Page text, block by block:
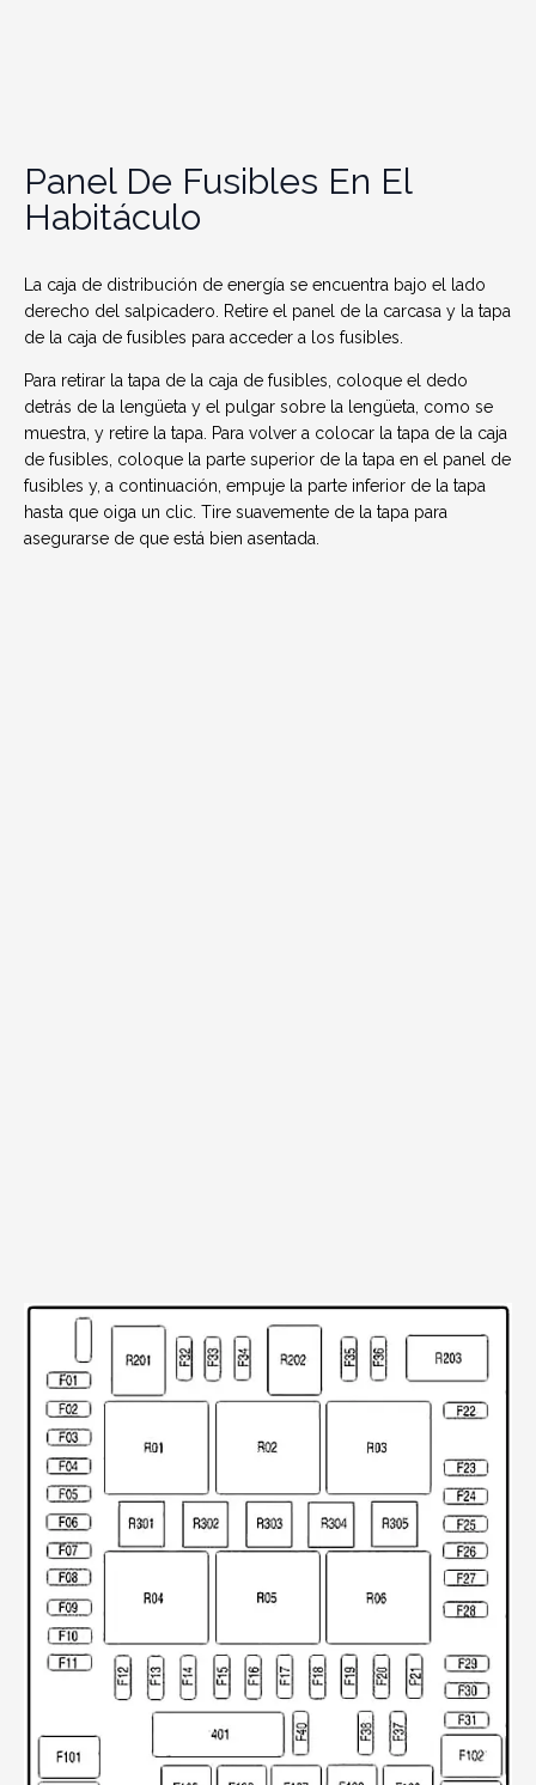
Panel De Fusibles En El
Habitáculo
La caja de distribución de energía se encuentra bajo el lado
derecho del salpicadero. Retire el panel de la carcasa y la tapa
de la caja de fusibles para acceder a los fusibles.
Para retirar la tapa de la caja de fusibles, coloque el dedo
detrás de la lengüeta y el pulgar sobre la lengüeta, como se
muestra, y retire la tapa. Para volver a colocar la tapa de la caja
de fusibles, coloque la parte superior de la tapa en el panel de
fusibles y, a continuación, empuje la parte inferior de la tapa
hasta que oiga un clic. Tire suavemente de la tapa para
asegurarse de que está bien asentada.